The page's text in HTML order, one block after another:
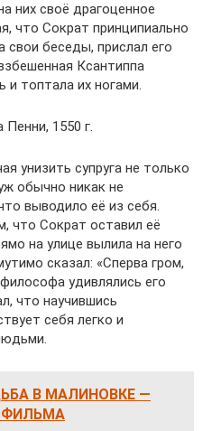
них своё драгоценное
что Сократ принципиально
свои беседы, прислал его
Ксантиппа
и топтала их ногами.
Пенни, 1550 г.
унизить супруга не только
обычно никак не
выводило её из себя.
что Сократ оставил её
на улице вылила на него
сказал: «Сперва гром,
удивлялись его
что научившись
себя легко и
В МАЛИНОВКЕ —
ФИЛЬМА